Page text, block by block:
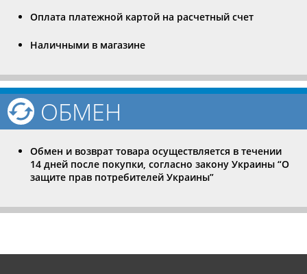
Оплата платежной картой на расчетный счет
Наличными в магазине
ОБМЕН
Обмен и возврат товара осуществляется в течении
14 дней после покупки, согласно закону Украины “О
защите прав потребителей Украины”